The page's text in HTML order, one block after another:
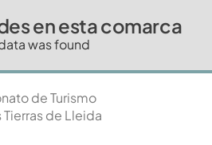
en esta comarca
was found
de Turismo
Tierras de Lleida